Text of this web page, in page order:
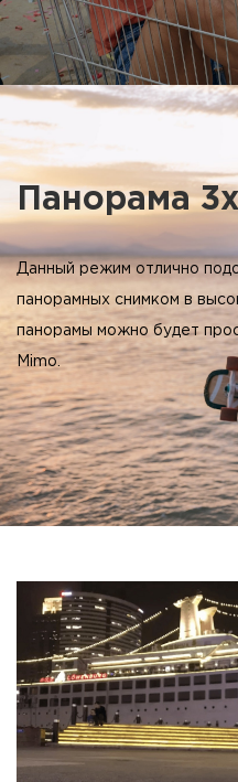
Панорама
Данный режим отлично
панорамных снимком в
панорамы можно будет
Mimo.